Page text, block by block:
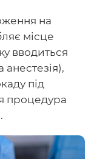
на
місце
вводиться
під
процедура